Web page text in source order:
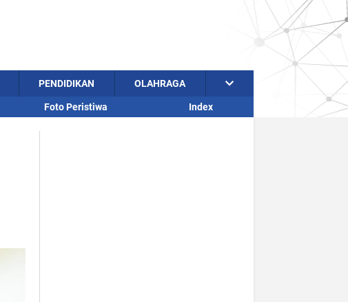
PENDIDIKAN OLAHRAGA
Foto Peristiwa Index